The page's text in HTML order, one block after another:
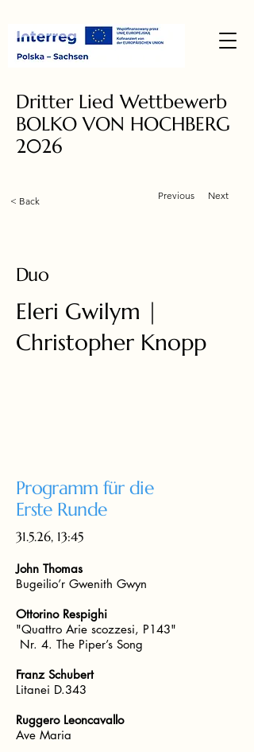
Dritter Lied Wettbewerb
BOLKO VON HOCHBERG
2026
< Back Previous Next
Duo
Eleri Gwilym |
Christopher Knopp
Programm für die
Erste Runde
John Thomas
Bugeilio’r Gwenith Gwyn
Ottorino Respighi
"Quattro Arie scozzesi, P143"
Nr. 4. The Piper’s Song
Franz Schubert
Litanei D.343
Ruggero Leoncavallo
Ave Maria
31.5.26, 13:45